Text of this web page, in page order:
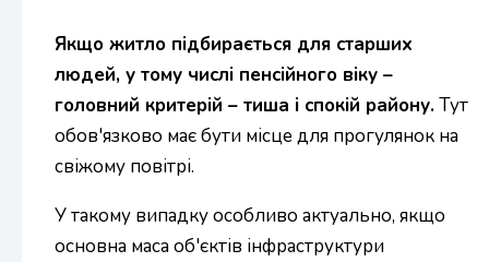
Якщо житло підбирається для старших
людей, у тому числі пенсійного віку –
головний критерій – тиша і спокій району.Тут
обов'язково має бути місце для прогулянок на
свіжому повітрі.
У такому випадку особливо актуально, якщо
основна маса об'єктів інфраструктури